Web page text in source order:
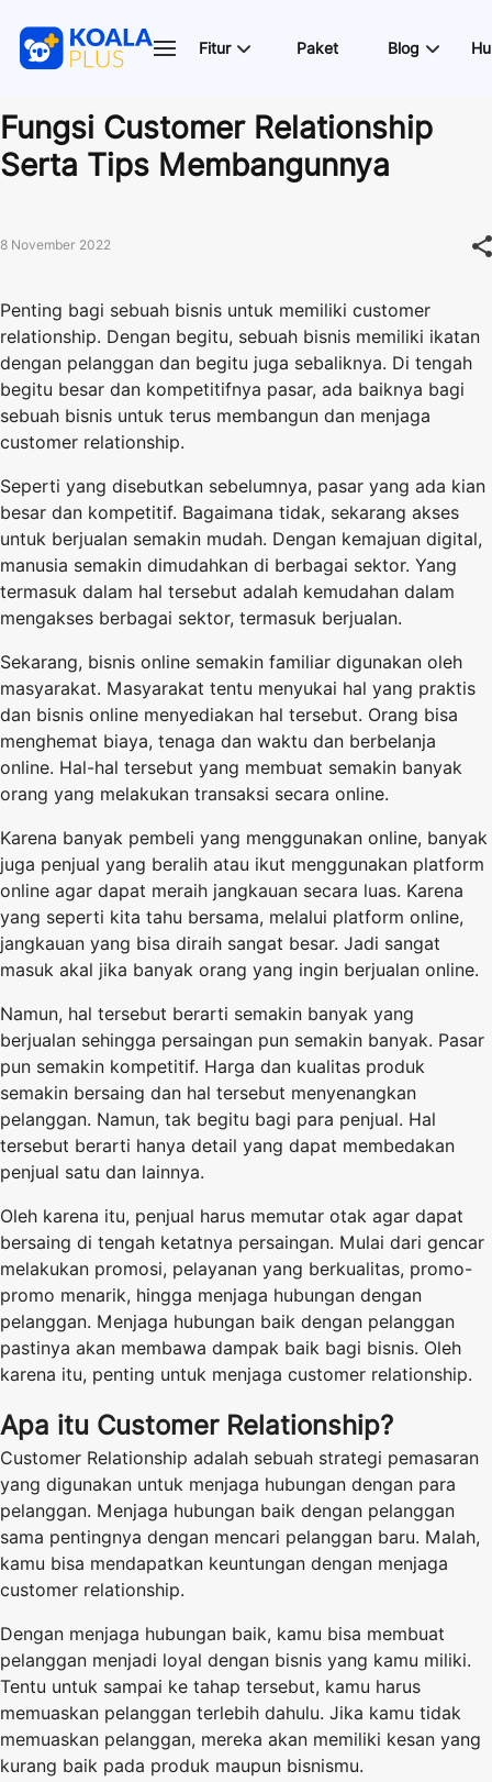
Fitur Paket Blog
Fungsi Customer Relationship
Serta Tips Membangunnya
8 November 2022
Penting bagi sebuah bisnis untuk memiliki customer
relationship. Dengan begitu, sebuah bisnis memiliki ikatan
dengan pelanggan dan begitu juga sebaliknya. Di tengah
begitu besar dan kompetitifnya pasar, ada baiknya bagi
sebuah bisnis untuk terus membangun dan menjaga
customer relationship.
Seperti yang disebutkan sebelumnya, pasar yang ada kian
besar dan kompetitif. Bagaimana tidak, sekarang akses
untuk berjualan semakin mudah. Dengan kemajuan digital,
manusia semakin dimudahkan di berbagai sektor. Yang
termasuk dalam hal tersebut adalah kemudahan dalam
mengakses berbagai sektor, termasuk berjualan.
Sekarang, bisnis online semakin familiar digunakan oleh
masyarakat. Masyarakat tentu menyukai hal yang praktis
dan bisnis online menyediakan hal tersebut. Orang bisa
menghemat biaya, tenaga dan waktu dan berbelanja
online. Hal-hal tersebut yang membuat semakin banyak
orang yang melakukan transaksi secara online.
Karena banyak pembeli yang menggunakan online, banyak
juga penjual yang beralih atau ikut menggunakan platform
online agar dapat meraih jangkauan secara luas. Karena
yang seperti kita tahu bersama, melalui platform online,
jangkauan yang bisa diraih sangat besar. Jadi sangat
masuk akal jika banyak orang yang ingin berjualan online.
Namun, hal tersebut berarti semakin banyak yang
berjualan sehingga persaingan pun semakin banyak. Pasar
pun semakin kompetitif. Harga dan kualitas produk
semakin bersaing dan hal tersebut menyenangkan
pelanggan. Namun, tak begitu bagi para penjual. Hal
tersebut berarti hanya detail yang dapat membedakan
penjual satu dan lainnya.
Oleh karena itu, penjual harus memutar otak agar dapat
bersaing di tengah ketatnya persaingan. Mulai dari gencar
melakukan promosi, pelayanan yang berkualitas, promo-
promo menarik, hingga menjaga hubungan dengan
pelanggan. Menjaga hubungan baik dengan pelanggan
pastinya akan membawa dampak baik bagi bisnis. Oleh
karena itu, penting untuk menjaga customer relationship.
Apa itu Customer Relationship?
Customer Relationship adalah sebuah strategi pemasaran
yang digunakan untuk menjaga hubungan dengan para
pelanggan. Menjaga hubungan baik dengan pelanggan
sama pentingnya dengan mencari pelanggan baru. Malah,
kamu bisa mendapatkan keuntungan dengan menjaga
customer relationship.
Dengan menjaga hubungan baik, kamu bisa membuat
pelanggan menjadi loyal dengan bisnis yang kamu miliki.
Tentu untuk sampai ke tahap tersebut, kamu harus
memuaskan pelanggan terlebih dahulu. Jika kamu tidak
memuaskan pelanggan, mereka akan memiliki kesan yang
kurang baik pada produk maupun bisnismu.